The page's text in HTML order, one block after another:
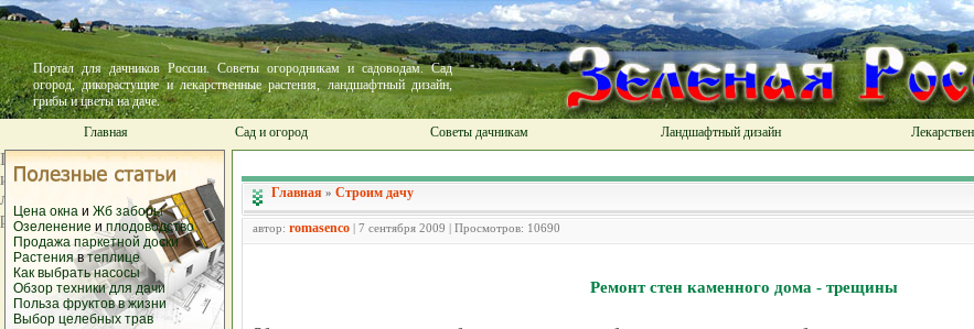
Портал для дачников России. Советы огородникам и садоводам. Сад
огород, дикорастущие и лекарственные растения, ландшафтный дизайн,
грибы и цветы на даче.
Главная
Сад и огород Советы дачникам Ландшафтный дизайн
Цена окнаи Жб заборы
Озеленение и плодоводство
Продажапаркетной доски
Растениявтеплице
Как выбрать насосы
Обзор техникидля дачи
Польза фруктовв жизни
Выбор целебных трав
Главная » Строим дачу
автор: romasenco | 7 сентября 2009 | Просмотров: 10690
Ремонт стен каменного дома - трещины